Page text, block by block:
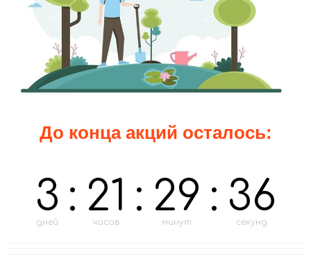
До конца акций осталось:
3
дней
: 21
часов
: 29
минут
: 34
секунд